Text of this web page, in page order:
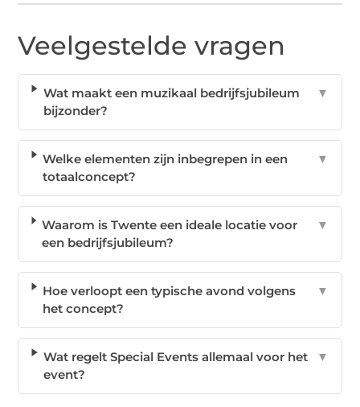
Veelgestelde vragen
Wat maakt een muzikaal bedrijfsjubileum
bijzonder?
▼
Welke elementen zijn inbegrepen in een
totaalconcept?
▼
Waarom is Twente een ideale locatie voor
een bedrijfsjubileum?
▼
Hoe verloopt een typische avond volgens
het concept?
▼
Wat regelt Special Events allemaal voor het
event?
▼